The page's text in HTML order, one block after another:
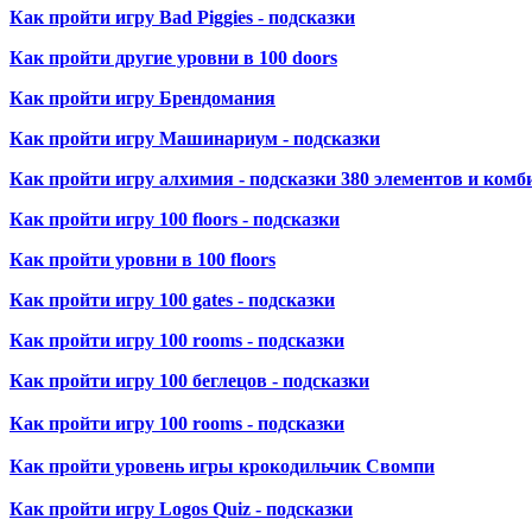
Как пройти игру Bad Piggies - подсказки
Как пройти другие уровни в 100 doors
Как пройти игру Брендомания
Как пройти игру Машинариум - подсказки
Как пройти игру алхимия - подсказки 380 элементов и
Как пройти игру 100 floors - подсказки
Как пройти уровни в 100 floors
Как пройти игру 100 gates - подсказки
Как пройти игру 100 rooms - подсказки
Как пройти игру 100 беглецов - подсказки
Как пройти игру 100 rooms - подсказки
Как пройти уровень игры крокодильчик Cвомпи
Как пройти игру Logos Quiz - подсказки